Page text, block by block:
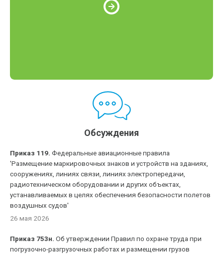
Обсуждения
Приказ 119. Федеральные авиационные правила
'Размещение маркировочных знаков и устройств на зданиях,
сооружениях, линиях связи, линиях электропередачи,
радиотехническом оборудовании и других объектах,
устанавливаемых в целях обеспечения безопасности полетов
воздушных судов'
26 мая 2026
Приказ 753н. Об утверждении Правил по охране труда при
погрузочно-разгрузочных работах и размещении грузов